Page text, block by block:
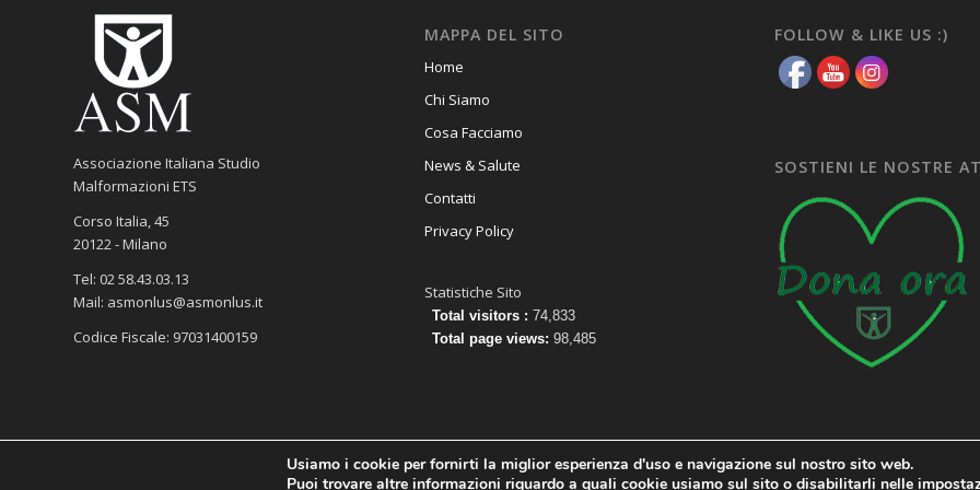
Associazione Italiana Studio
Malformazioni ETS
Corso Italia, 45
20122 - Milano
Tel: 02 58.43.03.13
Mail: asmonlus@asmonlus.it
Codice Fiscale: 97031400159
MAPPA DEL SITO
Home
Chi Siamo
Cosa Facciamo
News & Salute
Contatti
Privacy Policy
Statistiche Sito
Total visitors : 74,833
Total page views: 98,485
FOLLOW & LIKE US :)
SOSTIENI LE NOSTRE
Usiamo i cookie per fornirti la miglior esperienza d'uso e navigazione sul nostro sito web.
Puoi trovare altre informazioni riguardo a quali cookie usiamo sul sito o disabilitarli nelle